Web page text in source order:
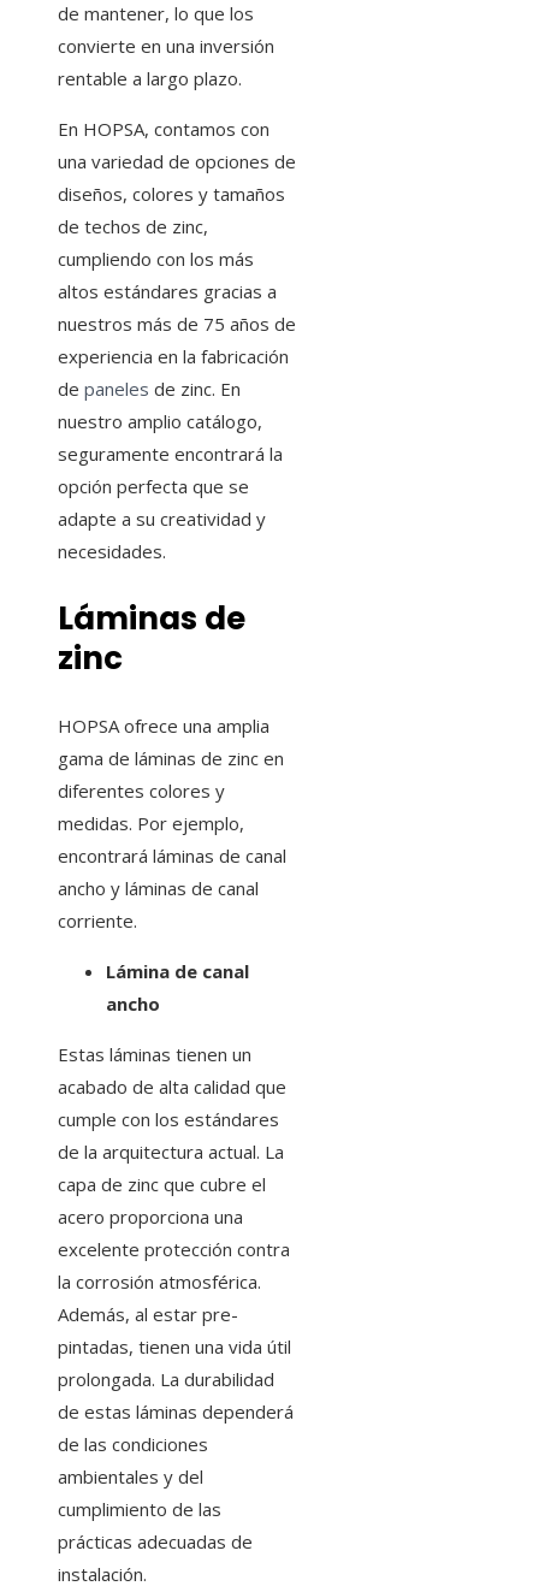
de mantener, lo que los
convierte en una inversión
rentable a largo plazo.
En HOPSA, contamos con
una variedad de opciones de
diseños, colores y tamaños
de techos de zinc,
cumpliendo con los más
altos estándares gracias a
nuestros más de 75 años de
experiencia en la fabricación
de paneles de zinc. En
nuestro amplio catálogo,
seguramente encontrará la
opción perfecta que se
adapte a su creatividad y
necesidades.
Láminas de
zinc
HOPSA ofrece una amplia
gama de láminas de zinc en
diferentes colores y
medidas. Por ejemplo,
encontrará láminas de canal
ancho y láminas de canal
corriente.
Lámina de canal
ancho
Estas láminas tienen un
acabado de alta calidad que
cumple con los estándares
de la arquitectura actual. La
capa de zinc que cubre el
acero proporciona una
excelente protección contra
la corrosión atmosférica.
Además, al estar pre-
pintadas, tienen una vida útil
prolongada. La durabilidad
de estas láminas dependerá
de las condiciones
ambientales y del
cumplimiento de las
prácticas adecuadas de
instalación.